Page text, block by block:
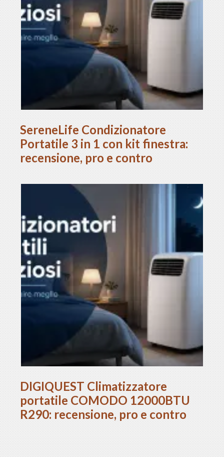
SereneLife Condizionatore
Portatile 3 in 1 con kit finestra:
recensione, pro e contro
DIGIQUEST Climatizzatore
portatile COMODO 12000BTU
R290: recensione, pro e contro